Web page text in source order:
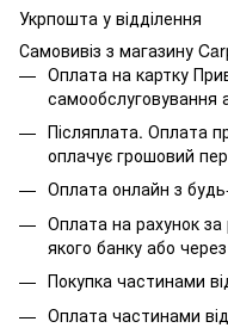
Укрпошта у відділення
Самовивіз з магазину
Оплата на картку
самообслуговування
Післяплата. Оплата
оплачує грошовий
Оплата онлайн з
Оплата на рахунок
якого банку або
Покупка частинами
Оплата частинами